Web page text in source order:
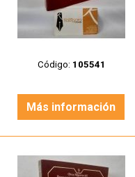
Código: 105541
Más información